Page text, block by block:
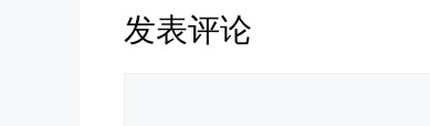
发表评论